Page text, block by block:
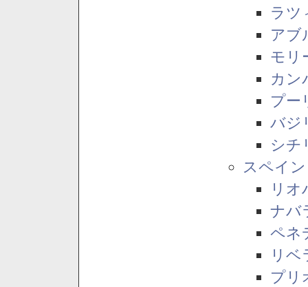
ラツ
アブ
モリ
カン
プー
バジ
シチ
スペイン
リオ
ナバ
ペネ
リベ
プリ